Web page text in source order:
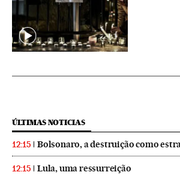
ÚLTIMAS NOTICIAS
12:15 Bolsonaro, a destruição como
12:15 Lula, uma ressurreição